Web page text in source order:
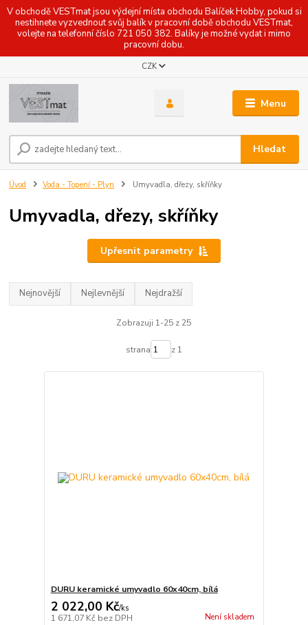
V obchodě VESTmat jsou výdejní místa obchodu Balíček Hobby, pokud si
nestihnete vyzvednout svůj balík v pracovní době obchodu VESTmat,
volejte na telefonní číslo 721 050 382. Balíky je možné vydat i mimo
pracovní dobu.
Menu
CZK
Hledat
Úvod Voda - Topení - Plyn Umyvadla, dřezy, skříňky
Umyvadla, dřezy, skříňky
Upřesnit parametry
Nejnovější Nejlevnější Nejdražší
Zobrazuji 1-25 z 25
strana z 1
DURU keramické umyvadlo 60x40cm, bílá
2 022,00 Kč/ks
1 671,07 Kč bez DPH Není skladem